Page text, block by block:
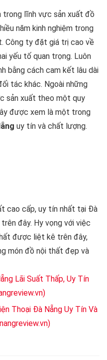
lĩnh vực sản xuất đồ
năm kinh nghiệm trong
Công ty đặt giá trị cao về
yếu tố quan trọng. Luôn
bằng cách cam kết lâu dài
tác khác. Ngoài những
sản xuất theo một quy
được xem là một trong
uy tín và chất lượng.
cao cấp, uy tín nhất tại Đà
đây. Hy vọng với việc
được liệt kê trên đây,
món đồ nội thất đẹp và
Lãi Suất Thấp, Uy Tín
Thoại Đà Nẵng Uy Tín Và